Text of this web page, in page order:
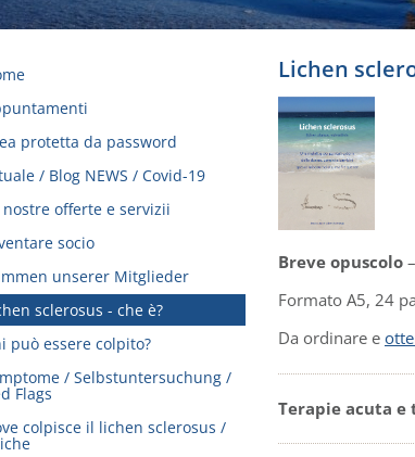
protetta da password
/ Blog NEWS / Covid-19
nostre offerte e servizii
socio
unserer Mitglieder
sclerosus - che è?
può essere colpito?
/ Selbstuntersuchung /
Flags
colpisce il lichen sclerosus /
Lichen
Breve opuscolo
Formato A5, 24
Da ordinare e
Terapie acuta